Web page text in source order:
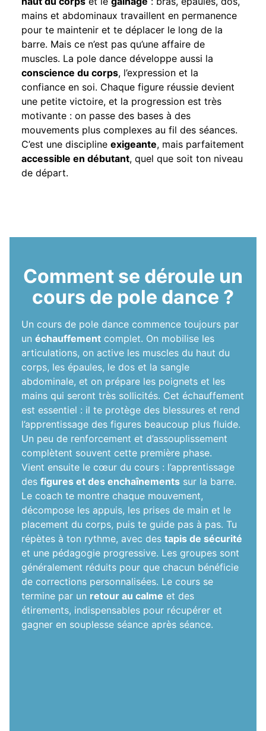
mains et abdominaux travaillent en permanence
pour te maintenir et te déplacer le long de la
barre. Mais ce n’est pas qu’une affaire de
muscles. La pole dance développe aussi la
conscience du corps, l’expression et la
confiance en soi. Chaque figure réussie devient
une petite victoire, et la progression est très
motivante : on passe des bases à des
mouvements plus complexes au fil des séances.
C’est une discipline exigeante, mais parfaitement
accessible en débutant, quel que soit ton niveau
de départ.
Comment se déroule un
cours de pole dance ?
Un cours de pole dance commence toujours par
un échauffement complet. On mobilise les
articulations, on active les muscles du haut du
corps, les épaules, le dos et la sangle
abdominale, et on prépare les poignets et les
mains qui seront très sollicités. Cet échauffement
est essentiel : il te protège des blessures et rend
l’apprentissage des figures beaucoup plus fluide.
Un peu de renforcement et d’assouplissement
complètent souvent cette première phase.
Vient ensuite le cœur du cours : l’apprentissage
des figures et des enchaînements sur la barre.
Le coach te montre chaque mouvement,
décompose les appuis, les prises de main et le
placement du corps, puis te guide pas à pas. Tu
répètes à ton rythme, avec des tapis de sécurité
et une pédagogie progressive. Les groupes sont
généralement réduits pour que chacun bénéficie
de corrections personnalisées. Le cours se
termine par un retour au calme et des
étirements, indispensables pour récupérer et
gagner en souplesse séance après séance.